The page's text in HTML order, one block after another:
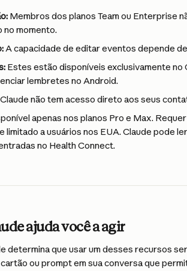
Membros dos planos Team ou Enterprise
no momento.
A capacidade de editar eventos depende
Estes estão disponíveis exclusivamente no
lembretes no Android.
Claude não tem acesso direto aos seus
apenas nos planos Pro e Max.
limitado a usuários nos EUA. Claude pode
no Health Connect.
ajuda você a agir
determina que usar um desses recursos
ou prompt em sua conversa que